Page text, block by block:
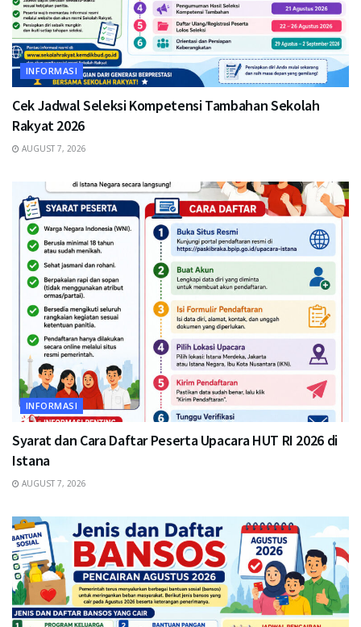
INFORMASI
Cek Jadwal Seleksi Kompetensi Tambahan Sekolah
Rakyat 2026
AUGUST 7, 2026
INFORMASI
Syarat dan Cara Daftar Peserta Upacara HUT RI 2026 di
Istana
AUGUST 7, 2026